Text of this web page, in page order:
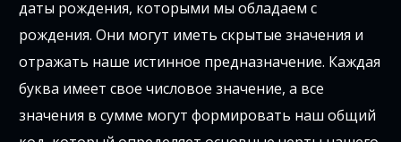
даты рождения, которыми мы обладаем с
рождения. Они могут иметь скрытые значения и
отражать наше истинное предназначение. Каждая
буква имеет свое числовое значение, а все
значения в сумме могут формировать наш общий